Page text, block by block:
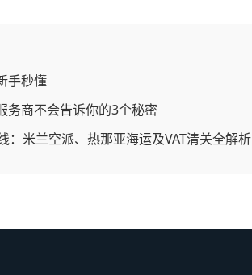
手秒懂
务商不会告诉你的3个秘密
：米兰空派、热那亚海运及VAT清关全解析